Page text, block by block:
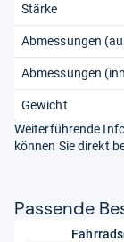
Stärke
Abmessungen
Abmessungen
Gewicht
Weiterführende
können Sie direkt
Pas­sende